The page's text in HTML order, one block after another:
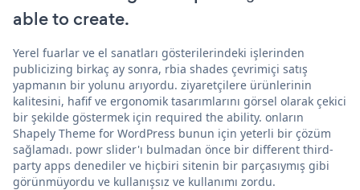
able to create.
Yerel fuarlar ve el sanatları gösterilerindeki işlerinden
publicizing birkaç ay sonra, rbia shades çevrimiçi satış
yapmanın bir yolunu arıyordu. ziyaretçilere ürünlerinin
kalitesini, hafif ve ergonomik tasarımlarını görsel olarak çekici
bir şekilde göstermek için required the ability. onların
Shapely Theme for WordPress bunun için yeterli bir çözüm
sağlamadı. powr slider'ı bulmadan önce bir different third-
party apps denediler ve hiçbiri sitenin bir parçasıymış gibi
görünmüyordu ve kullanışsız ve kullanımı zordu.